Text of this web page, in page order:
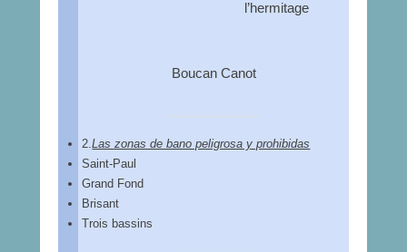
l’hermitage
Boucan Canot
2.Las zonas de bano peligrosa y prohibidas
Saint-Paul
Grand Fond
Brisant
Trois bassins